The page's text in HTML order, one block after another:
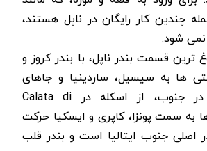
چندین کار رایگان در ناپل هستند،
شود.
ترین قسمت بندر ناپل، با بندر کروز و
ها به سیسیل، ساردینیا و جاهای
در جنوب، از اسکله در Calata di
به سمت پونزا، کاپری و ایسکیا حرکت
اصلی جنوب ایتالیا است و بندر قلب